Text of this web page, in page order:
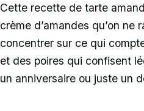
Cette recette de tarte
crème d’amandes qu’on ne
concentrer sur ce qui
et des poires qui confisent
un anniversaire ou juste un